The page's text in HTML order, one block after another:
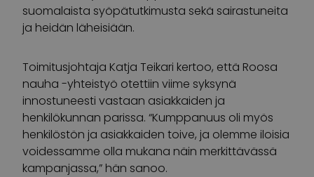
suomalaista syöpätutkimusta sekä sairastuneita
ja heidän läheisiään.
Toimitusjohtaja Katja Teikari kertoo, että Roosa
nauha -yhteistyö otettiin viime syksynä
innostuneesti vastaan asiakkaiden ja
henkilökunnan parissa. “Kumppanuus oli myös
henkilöstön ja asiakkaiden toive, ja olemme iloisia
voidessamme olla mukana näin merkittävässä
kampanjassa,” hän sanoo.